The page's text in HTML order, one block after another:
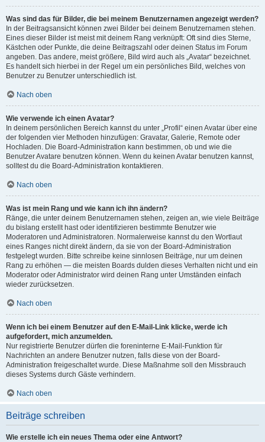
Was sind das für Bilder, die bei meinem Benutzernamen angezeigt werden?
In der Beitragsansicht können zwei Bilder bei deinem Benutzernamen stehen.
Eines dieser Bilder ist meist mit deinem Rang verknüpft: Oft sind dies Sterne,
Kästchen oder Punkte, die deine Beitragszahl oder deinen Status im Forum
angeben. Das andere, meist größere, Bild wird auch als „Avatar“ bezeichnet.
Es handelt sich hierbei in der Regel um ein persönliches Bild, welches von
Benutzer zu Benutzer unterschiedlich ist.
Nach oben
Wie verwende ich einen Avatar?
In deinem persönlichen Bereich kannst du unter „Profil“ einen Avatar über eine
der folgenden vier Methoden hinzufügen: Gravatar, Galerie, Remote oder
Hochladen. Die Board-Administration kann bestimmen, ob und wie die
Benutzer Avatare benutzen können. Wenn du keinen Avatar benutzen kannst,
solltest du die Board-Administration kontaktieren.
Nach oben
Was ist mein Rang und wie kann ich ihn ändern?
Ränge, die unter deinem Benutzernamen stehen, zeigen an, wie viele Beiträge
du bislang erstellt hast oder identifizieren bestimmte Benutzer wie
Moderatoren und Administratoren. Normalerweise kannst du den Wortlaut
eines Ranges nicht direkt ändern, da sie von der Board-Administration
festgelegt wurden. Bitte schreibe keine sinnlosen Beiträge, nur um deinen
Rang zu erhöhen — die meisten Boards dulden dieses Verhalten nicht und ein
Moderator oder Administrator wird deinen Rang unter Umständen einfach
wieder zurücksetzen.
Nach oben
Wenn ich bei einem Benutzer auf den E-Mail-Link klicke, werde ich
aufgefordert, mich anzumelden.
Nur registrierte Benutzer dürfen die foreninterne E-Mail-Funktion für
Nachrichten an andere Benutzer nutzen, falls diese von der Board-
Administration freigeschaltet wurde. Diese Maßnahme soll den Missbrauch
dieses Systems durch Gäste verhindern.
Nach oben
Beiträge schreiben
Wie erstelle ich ein neues Thema oder eine Antwort?